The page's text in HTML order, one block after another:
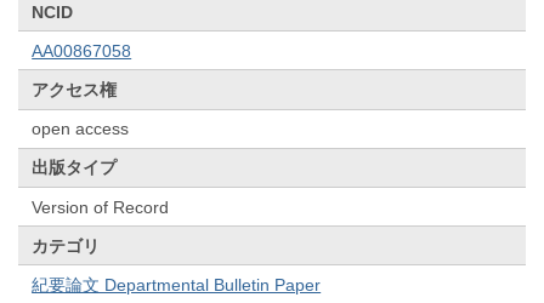
NCID
AA00867058
アクセス権
open access
出版タイプ
Version of Record
カテゴリ
紀要論文 Departmental Bulletin Paper